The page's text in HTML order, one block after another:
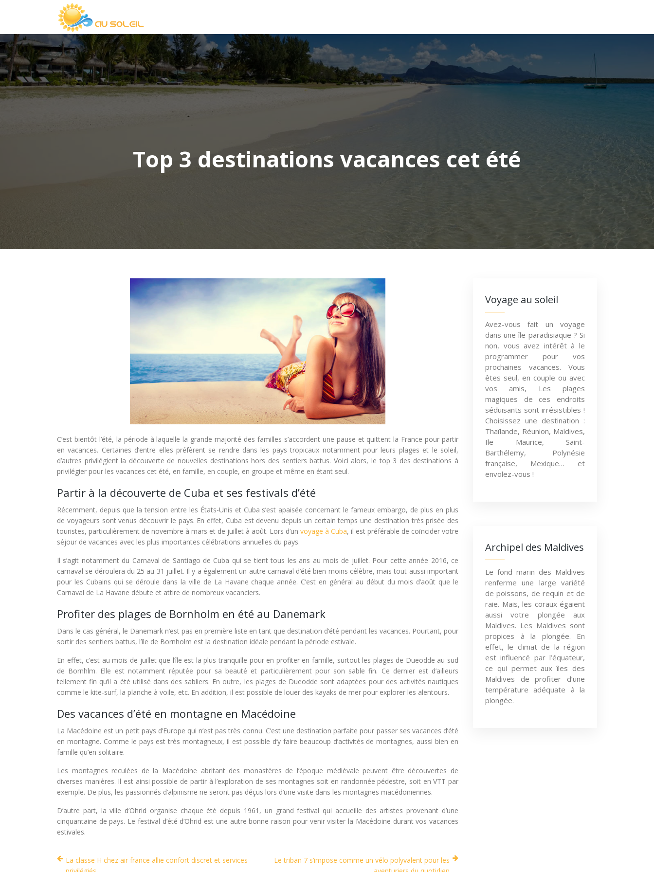
Top 3 destinations vacances cet été
C’est bientôt l’été, la période à laquelle la grande majorité des familles s’accordent une pause et quittent la France pour partir
en vacances. Certaines d’entre elles préfèrent se rendre dans les pays tropicaux notamment pour leurs plages et le soleil,
d’autres privilégient la découverte de nouvelles destinations hors des sentiers battus. Voici alors, le top 3 des destinations à
privilégier pour les vacances cet été, en famille, en couple, en groupe et même en étant seul.
Partir à la découverte de Cuba et ses festivals d’été
Récemment, depuis que la tension entre les États-Unis et Cuba s’est apaisée concernant le fameux embargo, de plus en plus
de voyageurs sont venus découvrir le pays. En effet, Cuba est devenu depuis un certain temps une destination très prisée des
touristes, particulièrement de novembre à mars et de juillet à août. Lors d’un voyage à Cuba, il est préférable de coïncider votre
séjour de vacances avec les plus importantes célébrations annuelles du pays.
Il s’agit notamment du Carnaval de Santiago de Cuba qui se tient tous les ans au mois de juillet. Pour cette année 2016, ce
carnaval se déroulera du 25 au 31 juillet. Il y a également un autre carnaval d’été bien moins célèbre, mais tout aussi important
pour les Cubains qui se déroule dans la ville de La Havane chaque année. C’est en général au début du mois d’août que le
Carnaval de La Havane débute et attire de nombreux vacanciers.
Profiter des plages de Bornholm en été au Danemark
Dans le cas général, le Danemark n’est pas en première liste en tant que destination d’été pendant les vacances. Pourtant, pour
sortir des sentiers battus, l’île de Bornholm est la destination idéale pendant la période estivale.
En effet, c’est au mois de juillet que l’île est la plus tranquille pour en profiter en famille, surtout les plages de Dueodde au sud
de Bornhlm. Elle est notamment réputée pour sa beauté et particulièrement pour son sable fin. Ce dernier est d’ailleurs
tellement fin qu’il a été utilisé dans des sabliers. En outre, les plages de Dueodde sont adaptées pour des activités nautiques
comme le kite-surf, la planche à voile, etc. En addition, il est possible de louer des kayaks de mer pour explorer les alentours.
Des vacances d’été en montagne en Macédoine
La Macédoine est un petit pays d’Europe qui n’est pas très connu. C’est une destination parfaite pour passer ses vacances d’été
en montagne. Comme le pays est très montagneux, il est possible d’y faire beaucoup d’activités de montagnes, aussi bien en
famille qu’en solitaire.
Les montagnes reculées de la Macédoine abritant des monastères de l’époque médiévale peuvent être découvertes de
diverses manières. Il est ainsi possible de partir à l’exploration de ses montagnes soit en randonnée pédestre, soit en VTT par
exemple. De plus, les passionnés d’alpinisme ne seront pas déçus lors d’une visite dans les montagnes macédoniennes.
D’autre part, la ville d’Ohrid organise chaque été depuis 1961, un grand festival qui accueille des artistes provenant d’une
cinquantaine de pays. Le festival d’été d’Ohrid est une autre bonne raison pour venir visiter la Macédoine durant vos vacances
estivales.
La classe H chez air france allie confort discret et services
Le triban 7 s’impose comme un vélo polyvalent pour les
Voyage au soleil
Avez-vous fait un voyage
dans une île paradisiaque ? Si
non, vous avez intérêt à le
programmer pour vos
prochaines vacances. Vous
êtes seul, en couple ou avec
vos amis, Les plages
magiques de ces endroits
séduisants sont irrésistibles !
Choisissez une destination :
Thaïlande, Réunion, Maldives,
Ile Maurice, Saint-
Barthélemy, Polynésie
française, Mexique… et
envolez-vous !
Archipel des Maldives
Le fond marin des Maldives
renferme une large variété
de poissons, de requin et de
raie. Mais, les coraux égaient
aussi votre plongée aux
Maldives. Les Maldives sont
propices à la plongée. En
effet, le climat de la région
est influencé par l’équateur,
ce qui permet aux îles des
Maldives de profiter d’une
température adéquate à la
plongée.